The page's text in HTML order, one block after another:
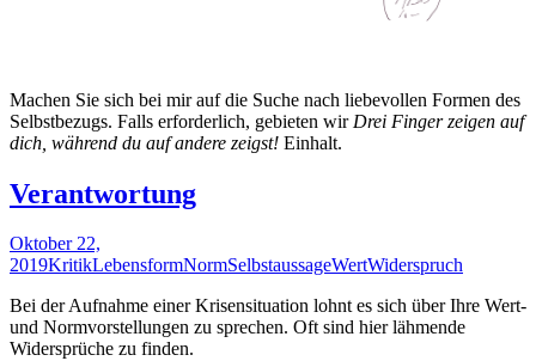
Machen Sie sich bei mir auf die Suche nach liebevollen Formen des
Selbstbezugs. Falls erforderlich, gebieten wir Drei Finger zeigen auf
dich, während du auf andere zeigst! Einhalt.
Verantwortung
Oktober 22,
2019KritikLebensformNormSelbstaussageWertWiderspruch
Bei der Aufnahme einer Krisensituation lohnt es sich über Ihre Wert-
und Normvorstellungen zu sprechen. Oft sind hier lähmende
Widersprüche zu finden.